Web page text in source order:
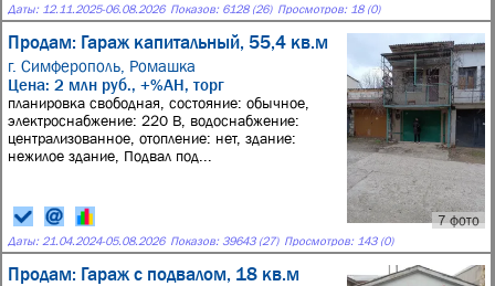
Даты: 12.11.2025-06.08.2026 Показов: 6128 (26) Просмотров: 18 (0)
Продам: Гараж капитальный, 55,4 кв.м
г. Симферополь, Ромашка
7 фото
Цена: 2 млн руб., +%АН, торг
планировка свободная, состояние: обычное,
электроснабжение: 220 В, водоснабжение:
централизованное, отопление: нет, здание:
нежилое здание, Подвал под...
Даты: 21.04.2024-05.08.2026 Показов: 39643 (27) Просмотров: 143 (0)
Продам: Гараж с подвалом, 18 кв.м